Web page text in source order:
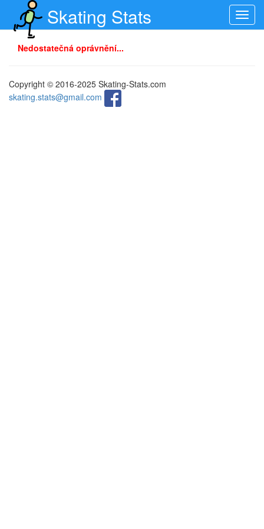
Skating Stats
Nedostatečná oprávnění...
Copyright © 2016-2025 Skating-Stats.com
skating.stats@gmail.com